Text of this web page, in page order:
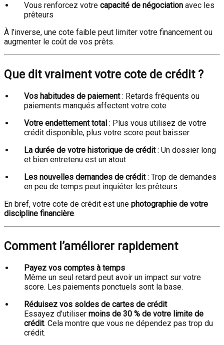
Vous renforcez votre capacité de négociation avec les
prêteurs
À l’inverse, une cote faible peut limiter votre financement ou
augmenter le coût de vos prêts.
Que dit vraiment votre cote de crédit ?
Vos habitudes de paiement: Retards fréquents ou
paiements manqués affectent votre cote
Votre endettement total : Plus vous utilisez de votre
crédit disponible, plus votre score peut baisser
La durée de votre historique de crédit: Un dossier long
et bien entretenu est un atout
Les nouvelles demandes de crédit: Trop de demandes
en peu de temps peut inquiéter les prêteurs
En bref, votre cote de crédit est une photographie de votre
discipline financière.
Comment l’améliorer rapidement
Payez vos comptes à temps
Même un seul retard peut avoir un impact sur votre
score. Les paiements ponctuels sont la base.
Réduisez vos soldes de cartes de crédit
Essayez d’utiliser moins de 30 % de votre limite de
crédit. Cela montre que vous ne dépendez pas trop du
crédit.